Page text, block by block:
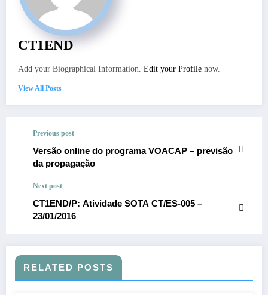
CT1END
Add your Biographical Information. Edit your Profile now.
View All Posts
Previous post
Versão online do programa VOACAP – previsão
da propagação
Next post
CT1END/P: Atividade SOTA CT/ES-005 –
23/01/2016
RELATED POSTS